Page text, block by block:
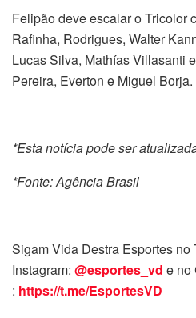
Felipão deve escalar o Tricolor
Rafinha, Rodrigues, Walter
Lucas Silva, Mathías Villasanti
Pereira, Everton e Miguel Borja.
*Esta notícia pode ser
*Fonte: Agência Brasil
Sigam Vida Destra Esportes no
Instagram: @esportes_vd e no
: https://t.me/EsportesVD